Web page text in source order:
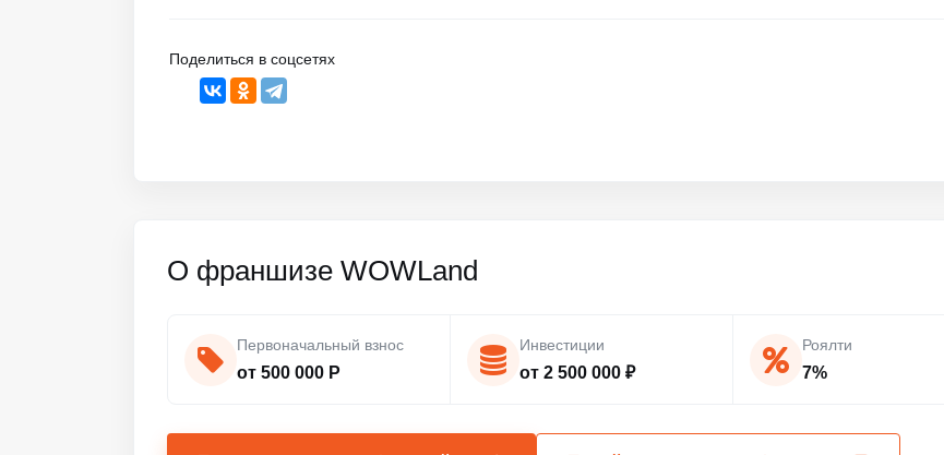
Поделиться в соцсетях
О франшизе WOWLand
Первоначальный взнос
от 500 000 Р
Инвестиции
от 2 500 000 ₽
Роялти
7%